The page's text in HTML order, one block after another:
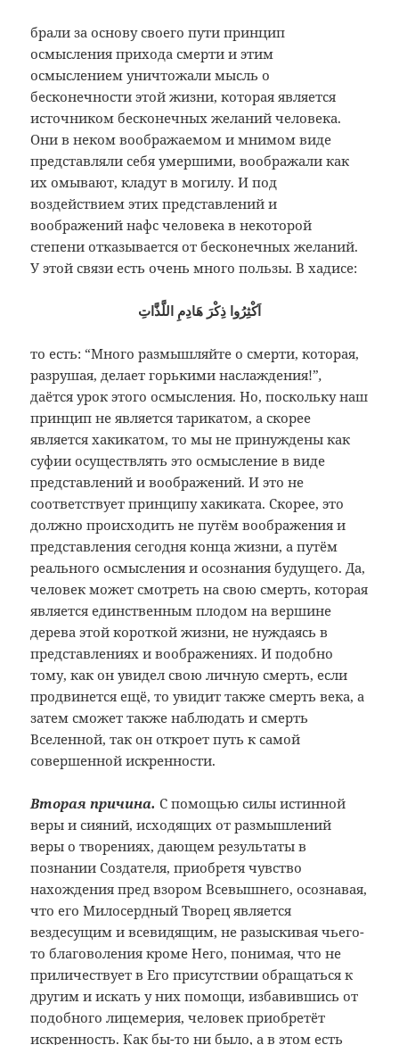
брали за основу своего пути принцип
осмысления прихода смерти и этим
осмыслением уничтожали мысль о
бесконечности этой жизни, которая является
источником бесконечных желаний человека.
Они в неком воображаемом и мнимом виде
представляли себя умершими, воображали как
их омывают, кладут в могилу. И под
воздействием этих представлений и
воображений нафс человека в некоторой
степени отказывается от бесконечных желаний.
У этой связи есть очень много пользы. В хадисе:
اَكْثِرُوا ذِكْرَ هَادِمِ اللَّذَّاتِ
то есть: “Много размышляйте о смерти, которая,
разрушая, делает горькими наслаждения!”,
даётся урок этого осмысления. Но, поскольку наш
принцип не является тарикатом, а скорее
является хакикатом, то мы не принуждены как
суфии осуществлять это осмысление в виде
представлений и воображений. И это не
соответствует принципу хакиката. Скорее, это
должно происходить не путём воображения и
представления сегодня конца жизни, а путём
реального осмысления и осознания будущего. Да,
человек может смотреть на свою смерть, которая
является единственным плодом на вершине
дерева этой короткой жизни, не нуждаясь в
представлениях и воображениях. И подобно
тому, как он увидел свою личную смерть, если
продвинется ещё, то увидит также смерть века, а
затем сможет также наблюдать и смерть
Вселенной, так он откроет путь к самой
совершенной искренности.
Вторая причина. С помощью силы истинной
веры и сияний, исходящих от размышлений
веры о творениях, дающем результаты в
познании Создателя, приобретя чувство
нахождения пред взором Всевышнего, осознавая,
что его Милосердный Творец является
вездесущим и всевидящим, не разыскивая чьего-
то благоволения кроме Него, понимая, что не
приличествует в Его присутствии обращаться к
другим и искать у них помощи, избавившись от
подобного лицемерия, человек приобретёт
искренность. Как бы-то ни было, а в этом есть